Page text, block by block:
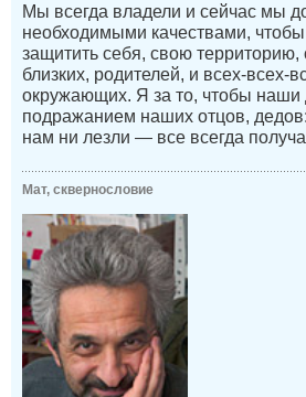
Мы всегда владели и сейчас мы
необходимыми качествами, чтобы
защитить себя, свою территорию,
близких, родителей, и всех-всех-
окружающих. Я за то, чтобы наши
подражанием наших отцов,
нам ни лезли — все всегда
Мат, сквернословие